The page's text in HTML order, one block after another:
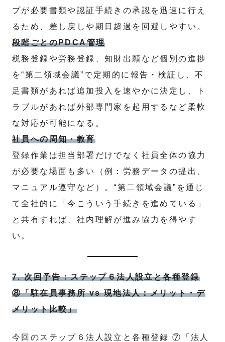
プが必要書類や認証手続きの承認を迅速に行え
るため、差し戻しや期日超過を回避しやすい。
段階ごとのPDCA管理
税務登録や労務登録、知財出願など個別の進捗
を“第二領域会議”で定期的に報告・検証し、不
足書類があれば追加投入を速やかに決定し、ト
ラブルがあれば外部専門家を起用するなど柔軟
な対応が可能になる。
社員への周知・教育
登録作業は担当部署だけでなく社員全体の協力
が必要な場面も多い（例：労務データの提出、
マニュアル遵守など）。“第二領域会議”を通じ
て全社的に「今こういう手続きを進めている」
と共有すれば、社内理解が進み協力を得やす
い。
7. 次回予告：ステップ６法人設立と各種登録
⑧「駐在員事務所 vs 現地法人：メリット・デ
メリット比較」
今回のステップ６法人設立と各種登録 ⑦「法人